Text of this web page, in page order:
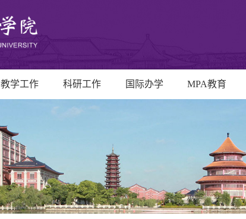
教学工作 科研工作 国际办学 MPA教育